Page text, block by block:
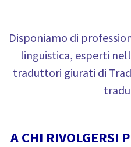
Disponiamo di
linguistica, esperti
traduttori giurati di
A CHI RIVOLGERSI